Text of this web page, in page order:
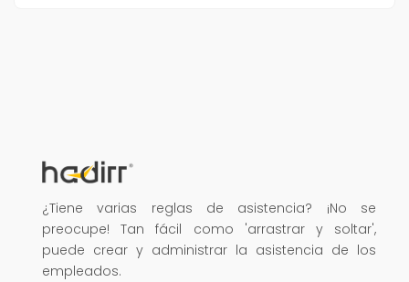
¿Tiene varias reglas de asistencia? ¡No se
preocupe! Tan fácil como 'arrastrar y soltar',
puede crear y administrar la asistencia de los
empleados.